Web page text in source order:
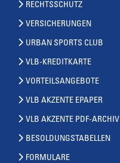
RECHTSSCHUTZ
VERSICHERUNGEN
URBAN SPORTS CLUB
VLB-KREDITKARTE
VORTEILSANGEBOTE
VLB AKZENTE EPAPER
VLB AKZENTE PDF-ARCHIV
BESOLDUNGSTABELLEN
FORMULARE